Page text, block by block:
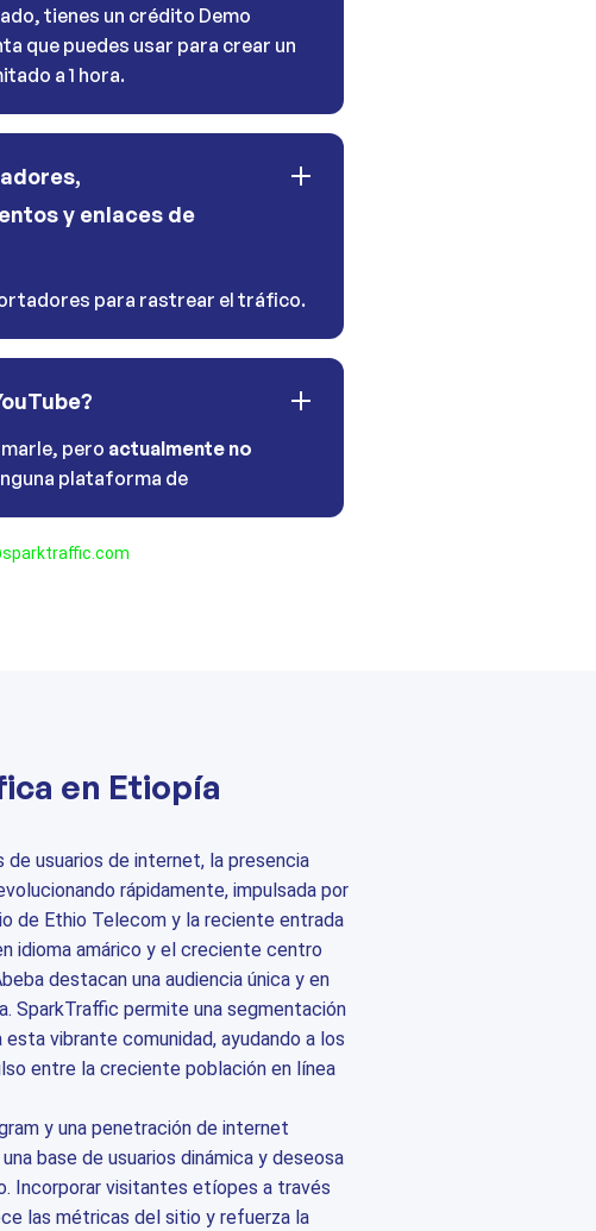
tienes un crédito Demo
que puedes usar para crear un
a 1 hora.
y enlaces de
para rastrear el tráfico.
pero actualmente no
plataforma de
en Etiopía
de usuarios de internet, la presencia
rápidamente, impulsada por
de Ethio Telecom y la reciente entrada
idioma amárico y el creciente centro
destacan una audiencia única y en
SparkTraffic permite una segmentación
vibrante comunidad, ayudando a los
entre la creciente población en línea
y una penetración de internet
base de usuarios dinámica y deseosa
Incorporar visitantes etíopes a través
las métricas del sitio y refuerza la